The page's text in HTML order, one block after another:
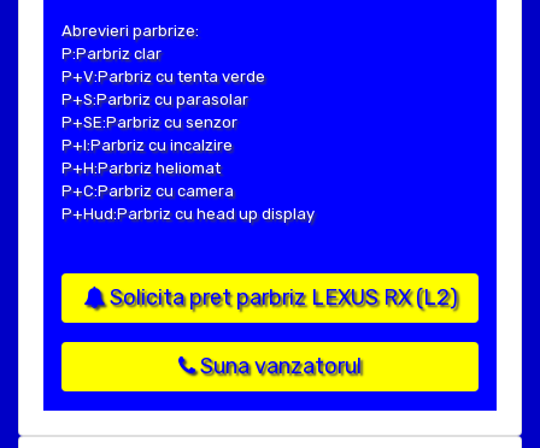
Abrevieri parbrize:
P:Parbriz clar
P+V:Parbriz cu tenta verde
P+S:Parbriz cu parasolar
P+SE:Parbriz cu senzor
P+I:Parbriz cu incalzire
P+H:Parbriz heliomat
P+C:Parbriz cu camera
P+Hud:Parbriz cu head up display
Solicita pret parbriz LEXUS RX (L2)
Suna vanzatorul